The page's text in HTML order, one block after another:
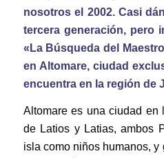
nosotros el 2002. Casi
tercera generación, pero
«La Búsqueda del
en Altomare, ciudad
encuentra en la región de
Altomare es una ciudad en
de Latios y Latias, ambos
isla como niños humanos,